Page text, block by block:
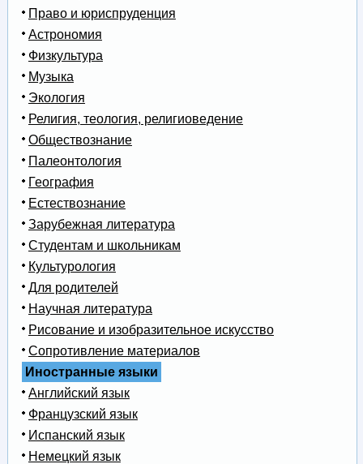
Право и юриспруденция
Астрономия
Физкультура
Музыка
Экология
Религия, теология, религиоведение
Обществознание
Палеонтология
География
Естествознание
Зарубежная литература
Студентам и школьникам
Культурология
Для родителей
Научная литература
Рисование и изобразительное искусство
Сопротивление материалов
Иностранные языки
Английский язык
Французский язык
Испанский язык
Немецкий язык